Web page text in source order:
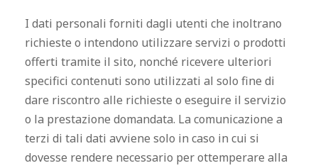
I dati personali forniti dagli utenti che inoltrano
richieste o intendono utilizzare servizi o prodotti
offerti tramite il sito, nonché ricevere ulteriori
specifici contenuti sono utilizzati al solo fine di
dare riscontro alle richieste o eseguire il servizio
o la prestazione domandata. La comunicazione a
terzi di tali dati avviene solo in caso in cui si
dovesse rendere necessario per ottemperare alla